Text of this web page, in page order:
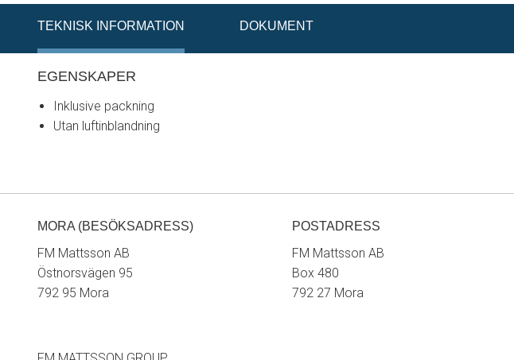
TEKNISK INFORMATION DOKUMENT
EGENSKAPER
Inklusive packning
Utan luftinblandning
MORA (BESÖKSADRESS)
FM Mattsson AB
Östnorsvägen 95
792 95 Mora
POSTADRESS
FM Mattsson AB
Box 480
792 27 Mora